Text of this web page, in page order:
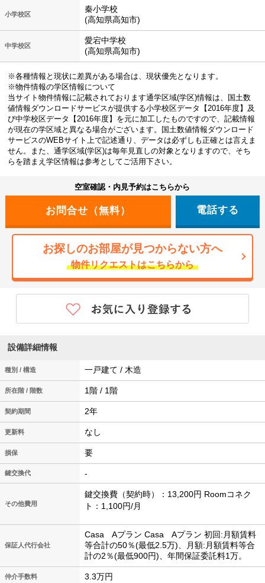
小学校区
秦小学校
(高知県高知市)
中学校区
愛宕中学校
(高知県高知市)
※各種情報と現状に差異がある場合は、現状優先となります。
※物件情報の学区情報について
当サイト物件情報に記載されております通学区域(学区)情報は、国土数
値情報ダウンロードサービスが提供する小学校区データ【2016年度】及
び中学校区データ【2016年度】を元に加工したものですので、記載情報
が現在の学区域と異なる場合がございます。国土数値情報ダウンロード
サービスのWEBサイト上で記述通り、データは必ずしも正確とは言えま
せん。また、通学区域(学区)は毎年見直しの対象となりますので、そち
らを踏まえ学区情報は参考としてご活用下さい。
空室確認・内見予約はこちらから
電話する
お探しのお部屋が見つからない方へ
物件リクエストはこちらから
設備詳細情報
種別 / 構造 一戸建て / 木造
所在階 / 階数 1階 / 1階
契約期間 2年
更新料 なし
損保 要
鍵交換代 -
その他費用
鍵交換費（契約時）：13,200円 Roomコネク
ト：1,100円/月
保証人代行会社
Casa Aプラン Casa Aプラン 初回:月額賃料
等合計の50％(最低2.5万)、月額:月額賃料等合
計の2％(最低900円)、年間保証委託料1万。
仲介手数料 3.3万円